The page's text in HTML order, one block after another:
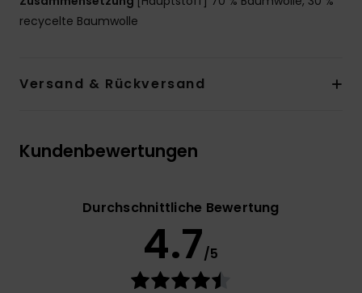
recycelte Baumwolle
Versand & Rückversand
Kundenbewertungen
Durchschnittliche Bewertung
4.7/5